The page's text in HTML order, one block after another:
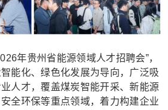
年贵州省能源领域人才招聘会”，
能化、绿色化发展为导向，广泛吸
人才，覆盖煤炭智能开采、新能源
全环保等重点领域，着力构建企业